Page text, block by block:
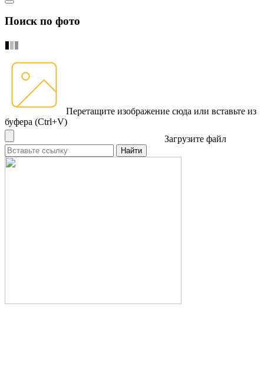
Поиск по фото
Перетащите изображение сюда или вставьте из
буфера (Ctrl+V)
Загрузите файл
Найти